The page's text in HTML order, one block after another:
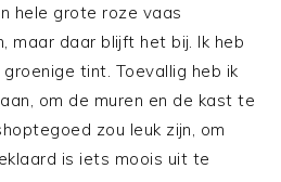
hele grote roze vaas
maar daar blijft het bij. Ik heb
tint. Toevallig heb ik
om de muren en de kast te
zou leuk zijn, om
is iets moois uit te